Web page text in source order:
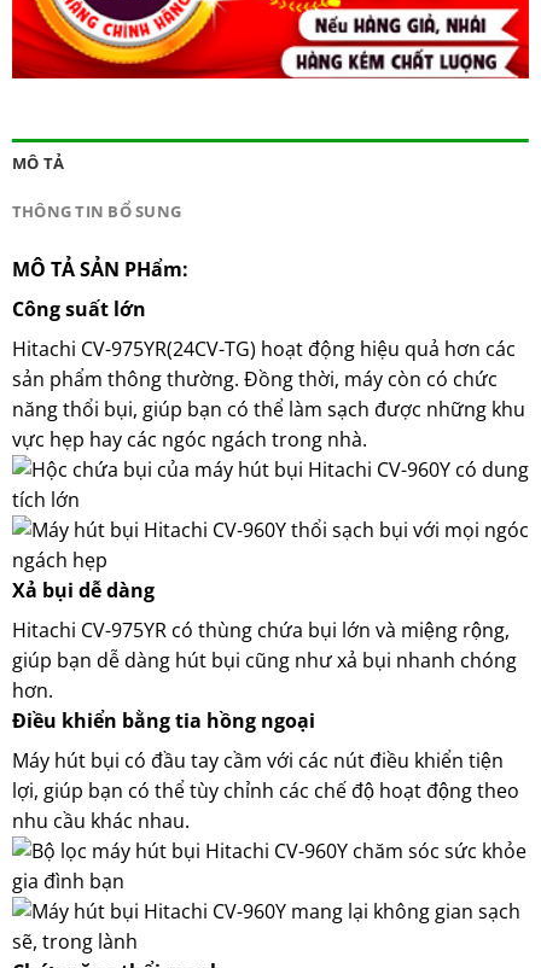
MÔ TẢ
THÔNG TIN BỔ SUNG
MÔ TẢ SẢN PHẩm:
Công suất lớn
Hitachi CV-975YR(24CV-TG) hoạt động hiệu quả hơn các
sản phẩm thông thường. Đồng thời, máy còn có chức
năng thổi bụi, giúp bạn có thể làm sạch được những khu
vực hẹp hay các ngóc ngách trong nhà.
Xả bụi dễ dàng
Hitachi CV-975YR có thùng chứa bụi lớn và miệng rộng,
giúp bạn dễ dàng hút bụi cũng như xả bụi nhanh chóng
hơn.
Điều khiển bằng tia hồng ngoại
Máy hút bụi có đầu tay cầm với các nút điều khiển tiện
lợi, giúp bạn có thể tùy chỉnh các chế độ hoạt động theo
nhu cầu khác nhau.